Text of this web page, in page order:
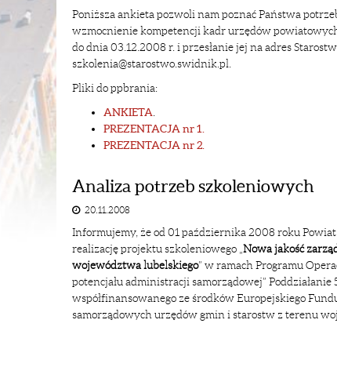
Poniższa ankieta pozwoli nam poznać Państwa
wzmocnienie kompetencji kadr urzędów
do dnia 03.12.2008 r. i przesłanie jej na adres
szkolenia@starostwo.swidnik.pl.
Pliki do ppbrania:
ANKIETA
PREZENTACJA nr 1.
PREZENTACJA nr 2.
Analiza potrzeb szkoleniowych
20.11.2008
Informujemy, że od 01 października 2008 roku
realizację projektu szkoleniowego „ Nowa jakość
województwa lubelskiego” w ramach Programu
potencjału administracji samorządowej”
współfinansowanego ze środków Europejskiego
samorządowych urzędów gmin i starostw z terenu